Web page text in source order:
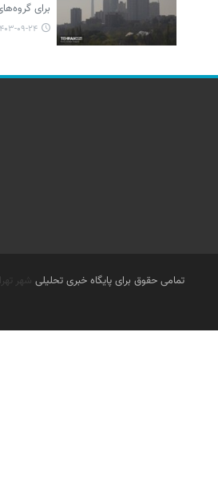
برای
۱۴۰۳-۰۹-۲۴
تمامی حقوق برای پایگاه خبری تحلیلی شهر تهران